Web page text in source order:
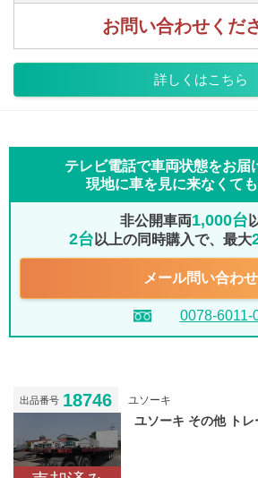
お問い合わせくだ
詳しくはこちら
テレビ電話で車両状態をお届
現地に車を見に来なくても
非公開車両1,000台
2台 以上の同時購入で、最大
メール問い合わせ
0078-6011-
出品番号 18746 ユソーキ
ユソーキ その他 ト